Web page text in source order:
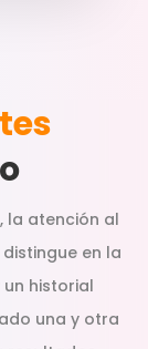
la atención al
en la
historial
una y otra